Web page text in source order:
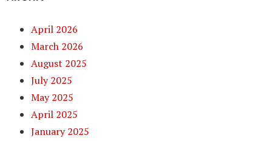
April 2026
March 2026
August 2025
July 2025
May 2025
April 2025
January 2025